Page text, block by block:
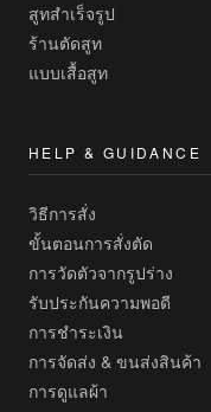
สูทสำเร็จรูป
ร้านตัดสูท
แบบเสื้อสูท
HELP & GUIDANCE
วิธีการสั่ง
ขั้นตอนการสั่งตัด
การวัดตัวจากรูปร่าง
รับประกันความพอดี
การชำระเงิน
การจัดส่ง & ขนส่งสินค้า
การดูแลผ้า